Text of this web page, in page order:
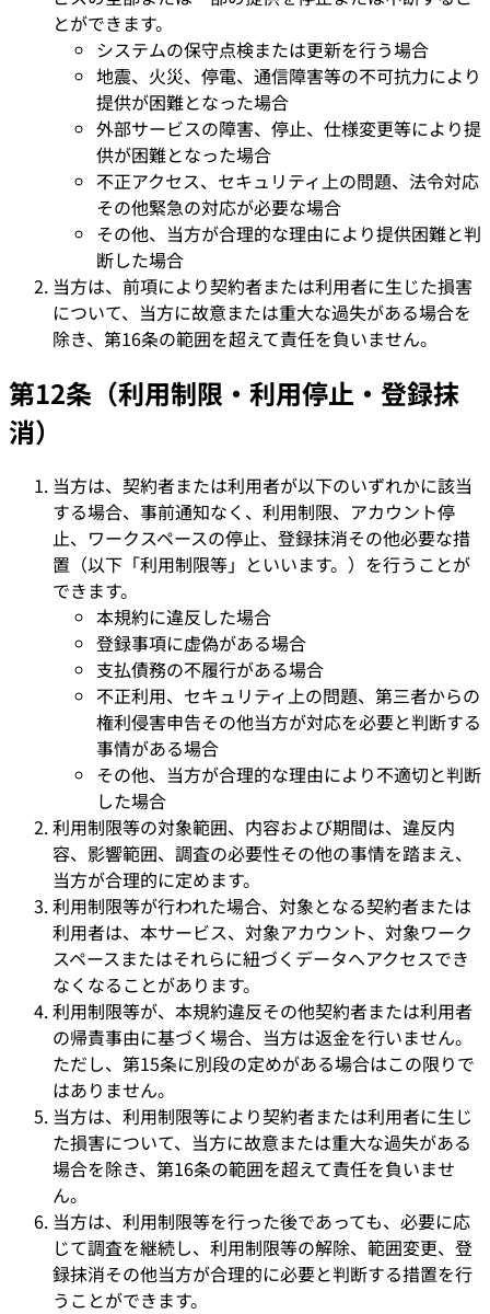
とができます。
システムの保守点検または更新を行う場合
地震、火災、停電、通信障害等の不可抗力により
提供が困難となった場合
外部サービスの障害、停止、仕様変更等により提
供が困難となった場合
不正アクセス、セキュリティ上の問題、法令対応
その他緊急の対応が必要な場合
その他、当方が合理的な理由により提供困難と判
断した場合
当方は、前項により契約者または利用者に生じた損害
について、当方に故意または重大な過失がある場合を
除き、第16条の範囲を超えて責任を負いません。
第12条（利用制限・利用停止・登録抹
消）
当方は、契約者または利用者が以下のいずれかに該当
する場合、事前通知なく、利用制限、アカウント停
止、ワークスペースの停止、登録抹消その他必要な措
置（以下「利用制限等」といいます。）を行うことが
できます。
本規約に違反した場合
登録事項に虚偽がある場合
支払債務の不履行がある場合
不正利用、セキュリティ上の問題、第三者からの
権利侵害申告その他当方が対応を必要と判断する
事情がある場合
その他、当方が合理的な理由により不適切と判断
した場合
利用制限等の対象範囲、内容および期間は、違反内
容、影響範囲、調査の必要性その他の事情を踏まえ、
当方が合理的に定めます。
利用制限等が行われた場合、対象となる契約者または
利用者は、本サービス、対象アカウント、対象ワーク
スペースまたはそれらに紐づくデータへアクセスでき
なくなることがあります。
利用制限等が、本規約違反その他契約者または利用者
の帰責事由に基づく場合、当方は返金を行いません。
ただし、第15条に別段の定めがある場合はこの限りで
はありません。
当方は、利用制限等により契約者または利用者に生じ
た損害について、当方に故意または重大な過失がある
場合を除き、第16条の範囲を超えて責任を負いませ
ん。
当方は、利用制限等を行った後であっても、必要に応
じて調査を継続し、利用制限等の解除、範囲変更、登
録抹消その他当方が合理的に必要と判断する措置を行
うことができます。